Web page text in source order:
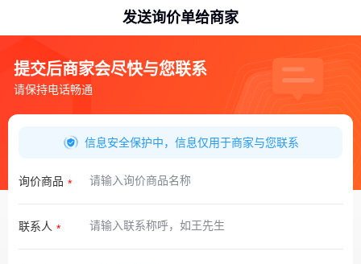
发送询价单给商家
提交后商家会尽快与您联系
请保持电话畅通
信息安全保护中，信息仅用于商家与您联系
询价商品
联系人